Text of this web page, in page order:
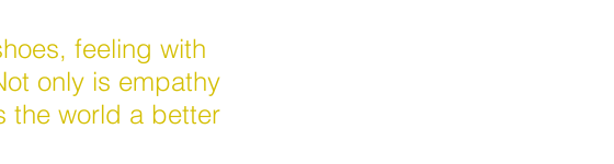
feeling with
only is empathy
the world a better